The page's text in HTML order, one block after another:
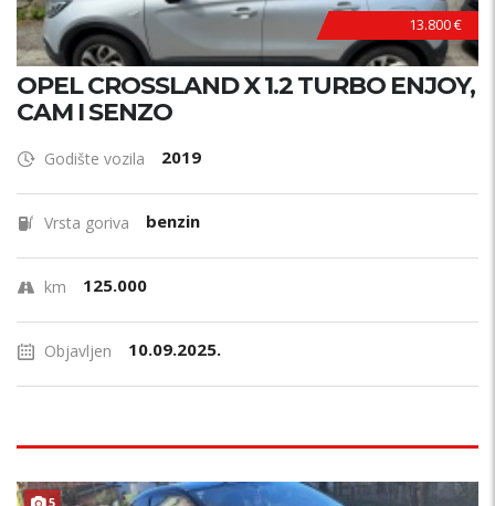
13.800 €
OPEL CROSSLAND X 1.2 TURBO ENJOY,
CAM I SENZO
Godište vozila 2019
Vrsta goriva benzin
km 125.000
Objavljen 10.09.2025.
5